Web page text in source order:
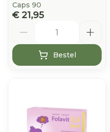
Caps 90
€ 21,95
Bestel